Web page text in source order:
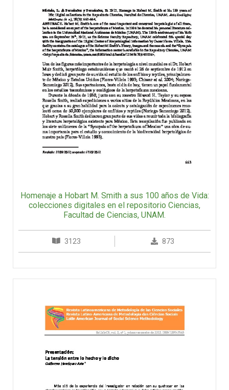
Homenaje a Hobart M. Smith a sus 100 años de Vida:
colecciones digitales en el repositorio Ciencias,
Facultad de Ciencias, UNAM.
3123 873